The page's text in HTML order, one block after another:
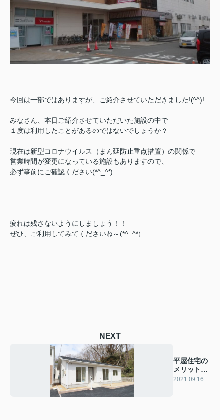
今回は一部ではありますが、ご紹介させていただきました!(^^)!
みなさん、本日ご紹介させていただいた施設の中で
１度は利用したことがあるのではないでしょうか？
現在は新型コロナウイルス（まん延防止重点措置）の関係で
営業時間が変更になっている施設もありますので、
必ず事前にご確認ください(*^_^*)
疲れは残さないようにしましょう！！
ぜひ、ご利用してみてくださいね～(*^_^*）
NEXT
平屋住宅の
メリットと
注意点と
2021.09.16